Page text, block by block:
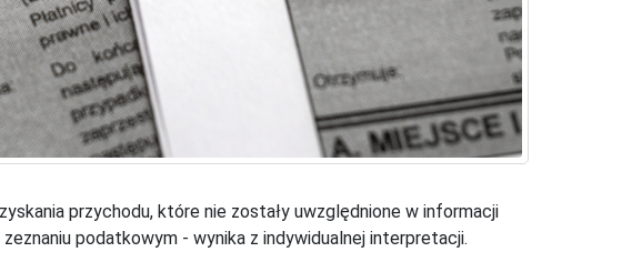
przychodu, które nie zostały uwzględnione w informacji
podatkowym - wynika z indywidualnej interpretacji.